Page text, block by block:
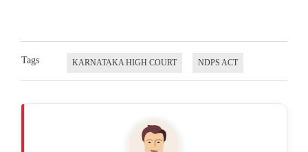
Tags KARNATAKA HIGH COURT NDPS ACT